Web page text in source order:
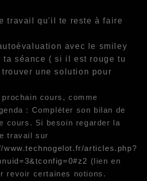
travail qu'il te reste à faire
avec le smiley
ta séance ( si il est rouge tu
une solution pour
cours, comme
: Compléter son bilan de
cours. Si besoin regarder la
travail sur
www.technogelot.fr/articles.php?
(lien en
revoir certaines notions.